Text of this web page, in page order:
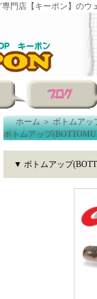
門店【キーポン】のウ
ホーム＞ボトムアッ
ボトムアップ
▼ ボトムアップ